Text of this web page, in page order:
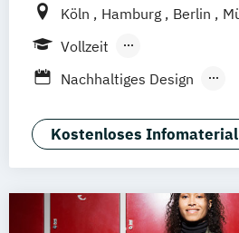
Köln Hamburg Berlin
Vollzeit
Berufsbegleitendes
Nachhaltiges Design
Nachhaltiges Design
Nachhaltiges Design
Kostenloses Infomaterial